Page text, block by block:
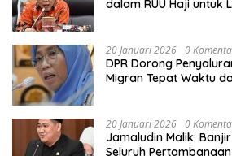
sumber air ketika
pencegahan dan
“Peraturan dari
saya kira sudah
pembukaan
dilakukan
dalam RUU Haji untuk
20 Januari 2026 0
DPR Dorong
Migran Tepat Waktu
20 Januari 2026 0
Jamaludin Malik:
Seluruh